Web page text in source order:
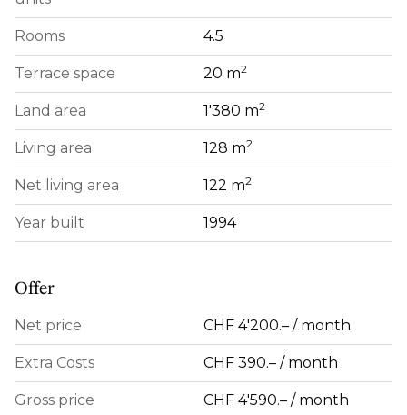
Rooms 4.5
Terrace space 20 m2
Land area 1'380 m2
Living area 128 m2
Net living area 122 m2
Year built 1994
Offer
Net price CHF 4'200.– / month
Extra Costs CHF 390.– / month
Gross price CHF 4'590.– / month